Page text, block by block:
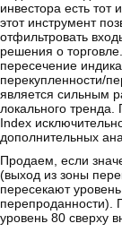
инвестора есть тот
этот инструмент
отфильтровать
решения о
пересечение
перекупленности/
является сильным
локального
Index
дополнительных
Продаем, если
(выход из зоны
пересекают
перепроданности).
уровень 80 сверху